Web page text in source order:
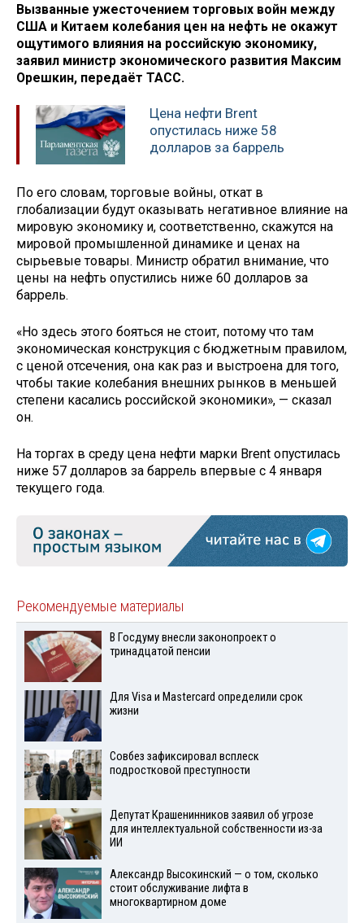
Вызванные ужесточением торговых войн между
США и Китаем колебания цен на нефть не окажут
ощутимого влияния на российскую экономику,
заявил министр экономического развития Максим
Орешкин, передаёт ТАСС.
Цена нефти Brent
опустилась ниже 58
долларов за баррель
По его словам, торговые войны, откат в
глобализации будут оказывать негативное влияние на
мировую экономику и, соответственно, скажутся на
мировой промышленной динамике и ценах на
сырьевые товары. Министр обратил внимание, что
цены на нефть опустились ниже 60 долларов за
баррель.
«Но здесь этого бояться не стоит, потому что там
экономическая конструкция с бюджетным правилом,
с ценой отсечения, она как раз и выстроена для того,
чтобы такие колебания внешних рынков в меньшей
степени касались российской экономики», — сказал
он.
На торгах в среду цена нефти марки Brent опустилась
ниже 57 долларов за баррель впервые с 4 января
текущего года.
Рекомендуемые материалы
В Госдуму внесли законопроект о
тринадцатой пенсии
Для Visа и Mastercard определили срок
жизни
Совбез зафиксировал всплеск
подростковой преступности
Депутат Крашенинников заявил об угрозе
для интеллектуальной собственности из-за
ИИ
Александр Высокинский — о том, сколько
стоит обслуживание лифта в
многоквартирном доме